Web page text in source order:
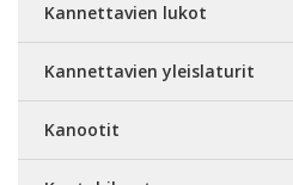
Kannettavien lukot
Kannettavien yleislaturit
Kanootit